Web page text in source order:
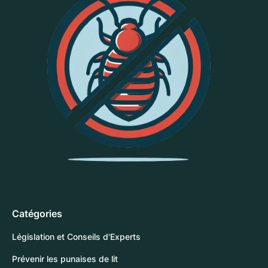
Catégories
Législation et Conseils d'Experts
Prévenir les punaises de lit